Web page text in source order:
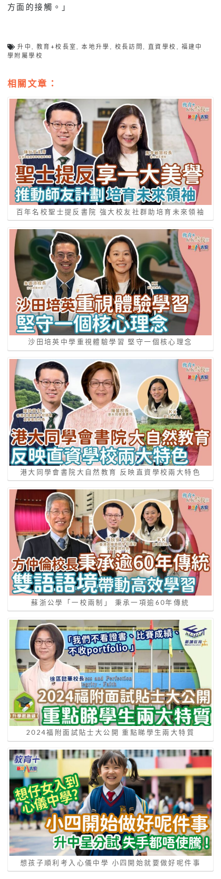
方面的接觸。」
升中 ,教育+校長室 ,本地升學 校長訪問 直資學校
福建中
學附屬學校
相關文章：
百年名校聖士提反書院 強大校友社群助培育未來領袖
沙田培英中學重視體驗學習 堅守一個核心理念
港大同學會書院大自然教育 反映直資學校兩大特色
蘇浙公學「一校兩制」 秉承一項逾60年傳統
2024福附面試貼士大公開 重點睇學生兩大特質
想孩子順利考入心儀中學 小四開始就要做好呢件事